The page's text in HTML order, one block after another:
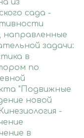
сада -
направленные
задачи:
в
по
"Подвижные
новой
-
в